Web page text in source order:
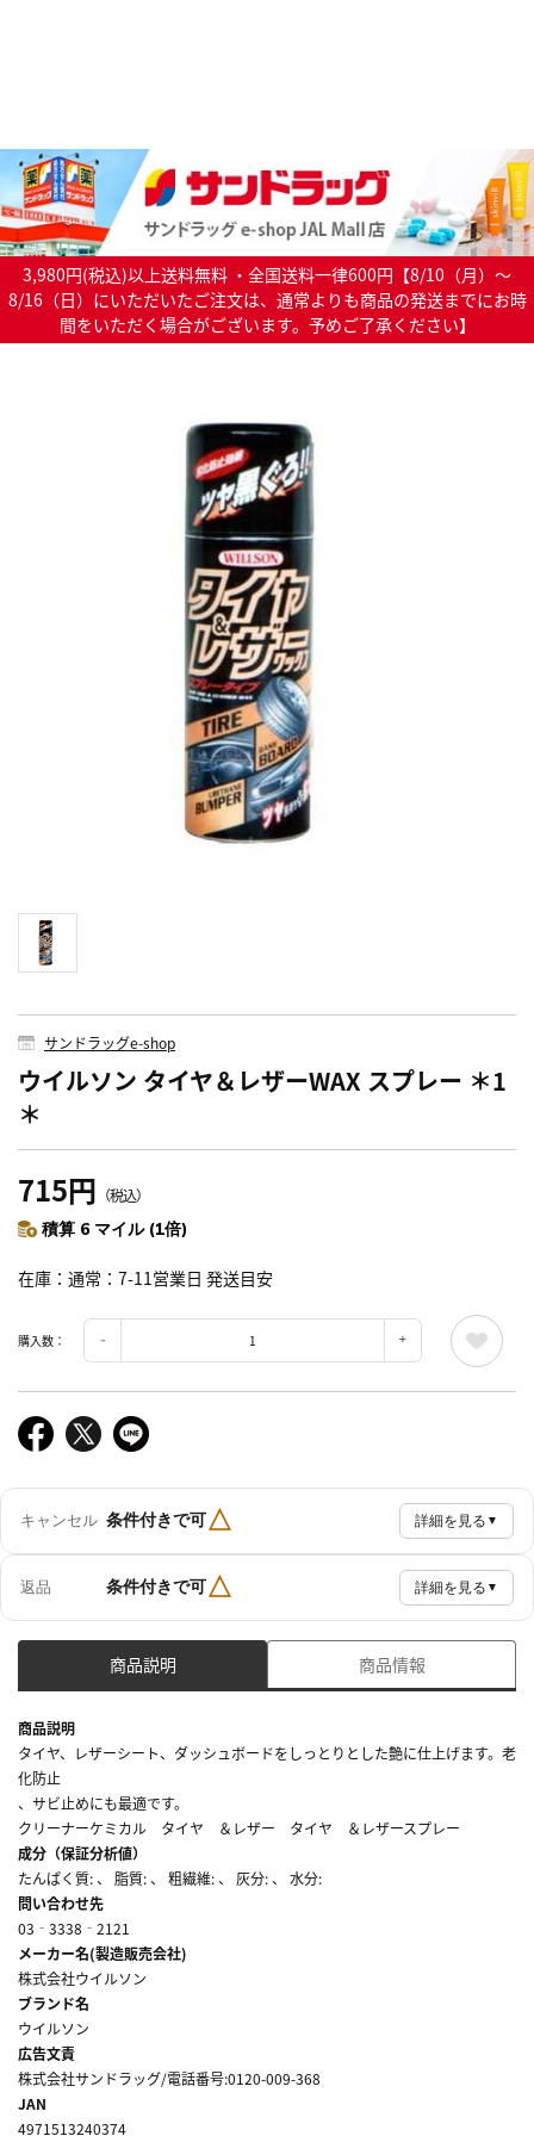
3,980円(税込)以上送料無料 ・全国送料一律600円【8/10（月）～
8/16（日）にいただいたご注文は、通常よりも商品の発送までにお時
間をいただく場合がございます。予めご了承ください】
サンドラッグe-shop
ウイルソン タイヤ＆レザーWAX スプレー ＊1
＊
715円 （税込）
積算 6 マイル (1倍)
在庫 通常：7-11営業日 発送目安
購入数：
キャンセル 条件付きで可△ 詳細を見る ▼
返品 条件付きで可△ 詳細を見る ▼
商品説明 商品情報
商品説明
タイヤ、レザーシート、ダッシュボードをしっとりとした艶に仕上げます。老
化防止
、サビ止めにも最適です。
クリーナーケミカル タイヤ ＆レザー タイヤ ＆レザースプレー
成分（保証分析値）
たんぱく質: 、 脂質: 、 粗繊維: 、 灰分: 、 水分:
問い合わせ先
03‐3338‐2121
メーカー名(製造販売会社)
株式会社ウイルソン
ブランド名
ウイルソン
広告文責
株式会社サンドラッグ/電話番号:0120-009-368
JAN
4971513240374